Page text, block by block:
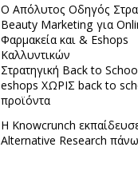
Ο Απόλυτoς Οδηγός
Beauty Marketing για
Φαρμακεία και & Eshops
Καλλυντικών
Στρατηγική Back to
eshops ΧΩΡΙΣ back to
προϊόντα
Η Knowcrunch
Alternative Research